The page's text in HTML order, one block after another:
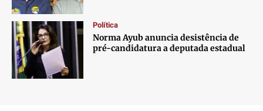
Política
Norma Ayub anuncia desistência de
pré-candidatura a deputada estadual